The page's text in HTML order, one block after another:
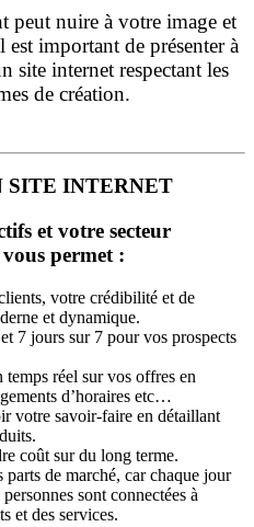
peut nuire à votre image et
important de présenter à
site internet respectant les
de création.
SITE INTERNET
et votre secteur
permet :
votre crédibilité et de
et dynamique.
7 jours sur 7 pour vos prospects
réel sur vos offres en
d’horaires etc…
votre savoir-faire en détaillant
coût sur du long terme.
de marché, car chaque jour
sont connectées à
et des services.